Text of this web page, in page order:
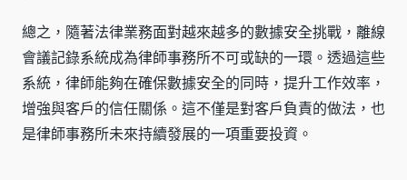
總之，隨著法律業務面對越來越多的數據安全挑戰，離線
會議記錄系統成為律師事務所不可或缺的一環。透過這些
系統，律師能夠在確保數據安全的同時，提升工作效率，
增強與客戶的信任關係。這不僅是對客戶負責的做法，也
是律師事務所未來持續發展的一項重要投資。